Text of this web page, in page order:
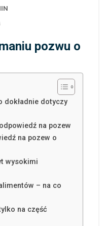
pozwu o
dokładnie dotyczy
na pozew
na pozew o
wysokimi
– na co
na część